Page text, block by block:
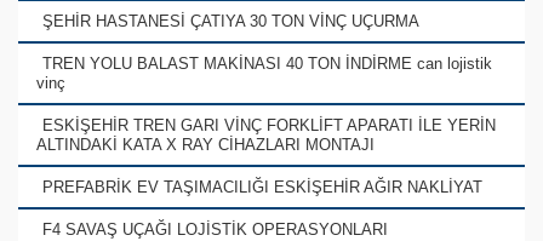
ŞEHİR HASTANESİ ÇATIYA 30 TON VİNÇ UÇURMA
TREN YOLU BALAST MAKİNASI 40 TON İNDİRME can lojistik
vinç
ESKİŞEHİR TREN GARI VİNÇ FORKLİFT APARATI İLE YERİN
ALTINDAKİ KATA X RAY CİHAZLARI MONTAJI
PREFABRİK EV TAŞIMACILIĞI ESKİŞEHİR AĞIR NAKLİYAT
F4 SAVAŞ UÇAĞI LOJİSTİK OPERASYONLARI